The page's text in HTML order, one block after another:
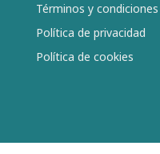
Términos y condiciones
Política de privacidad
Política de cookies